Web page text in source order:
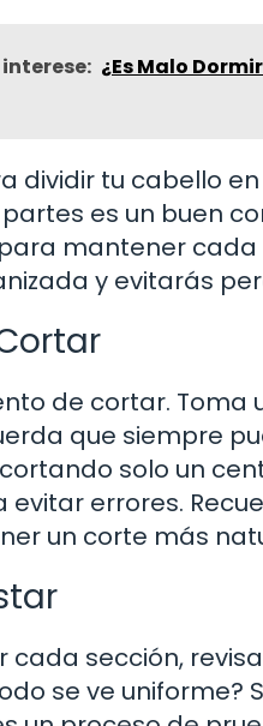
¿Es Malo
dividir tu cabello
es un buen
mantener
y evitarás
de cortar. Toma
que siempre
solo un
evitar errores.
un corte más
cada sección,
se ve uniforme?